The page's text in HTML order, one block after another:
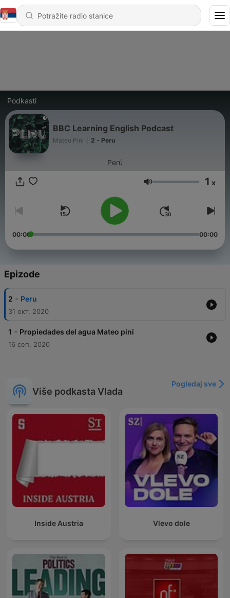
Podkasti
BBC Learning English Podcast
Mateo Pini 2 - Peru
Perú
Jačina zvuka 1 x
00:00 00:00
Epizode
2 - Peru
31 окт. 2020
1 - Propiedades del agua Mateo pini
16 сеп. 2020
Više podkasta Vlada
Pogledaj sve
Inside Austria Vlevo dole